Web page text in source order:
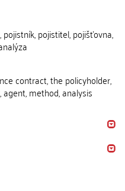
pojistitel, pojišťovna,
contract, the policyholder,
method, analysis